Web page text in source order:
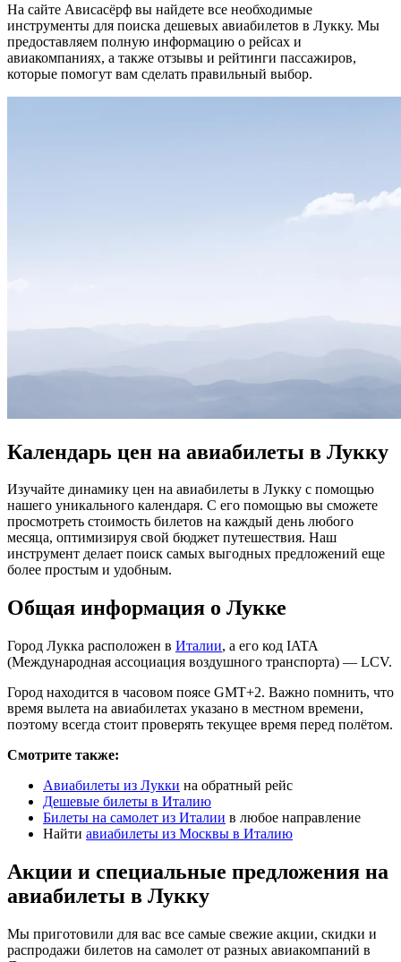
На сайте Ависасёрф вы найдете все необходимые
инструменты для поиска дешевых авиабилетов в Лукку. Мы
предоставляем полную информацию о рейсах и
авиакомпаниях, а также отзывы и рейтинги пассажиров,
которые помогут вам сделать правильный выбор.
Календарь цен на авиабилеты в Лукку
Изучайте динамику цен на авиабилеты в Лукку с помощью
нашего уникального календаря. С его помощью вы сможете
просмотреть стоимость билетов на каждый день любого
месяца, оптимизируя свой бюджет путешествия. Наш
инструмент делает поиск самых выгодных предложений еще
более простым и удобным.
Общая информация о Лукке
Город Лукка расположен в Италии, а его код IATA
(Международная ассоциация воздушного транспорта) — LCV.
Город находится в часовом поясе GMT+2. Важно помнить, что
время вылета на авиабилетах указано в местном времени,
поэтому всегда стоит проверять текущее время перед полётом.
Смотрите также:
Авиабилеты из Лукки на обратный рейс
Дешевые билеты в Италию
Билеты на самолет из Италии в любое направление
Найти авиабилеты из Москвы в Италию
Акции и специальные предложения на
авиабилеты в Лукку
Мы приготовили для вас все самые свежие акции, скидки и
распродажи билетов на самолет от разных авиакомпаний в